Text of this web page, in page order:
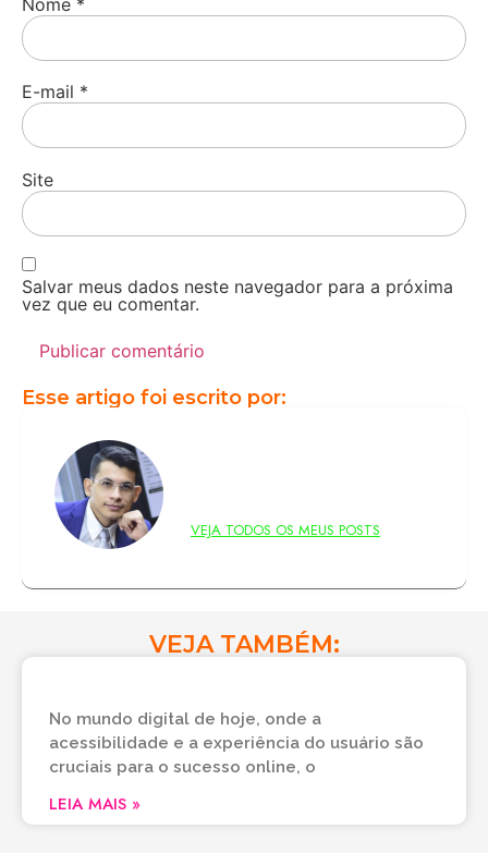
E-mail *
Site
Salvar meus dados neste navegador para a próxima
vez que eu comentar.
Esse artigo foi escrito por:
VEJA TODOS OS MEUS POSTS
VEJA TAMBÉM:
No mundo digital de hoje, onde a
acessibilidade e a experiência do usuário são
cruciais para o sucesso online, o
LEIA MAIS »